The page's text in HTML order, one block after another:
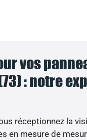
vos
: notre
réceptionnez la
en mesure de